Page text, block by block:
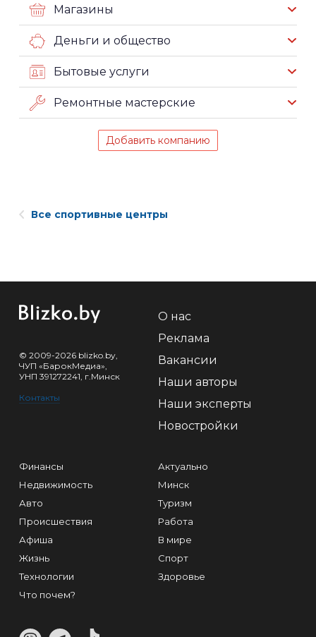
Магазины
Деньги и общество
Бытовые услуги
Ремонтные мастерские
Добавить компанию
Все спортивные центры
© 2009-2026 blizko.by,
ЧУП «БарокМедиа»,
УНП 391272241, г.Минск
Контакты
О нас
Реклама
Вакансии
Наши авторы
Наши эксперты
Новостройки
Финансы
Недвижимость
Авто
Происшествия
Афиша
Жизнь
Технологии
Что почем?
Актуально
Минск
Туризм
Работа
В мире
Спорт
Здоровье